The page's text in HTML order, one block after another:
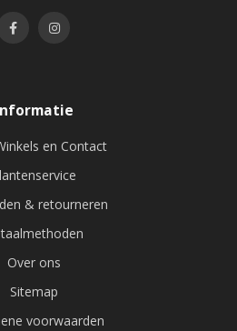
en Contact
& retourneren
Over ons
Sitemap
voorwaarden